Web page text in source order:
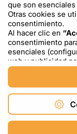
ES
que son
Otras cookies se
consentimiento.
Al hacer clic en
consentimiento
esenciales
web y publicidad
“Rechazar todo”
las cookies
de cookies”,
permitir o bloquear.
consentimiento en
enlace
sitio. Para obtener